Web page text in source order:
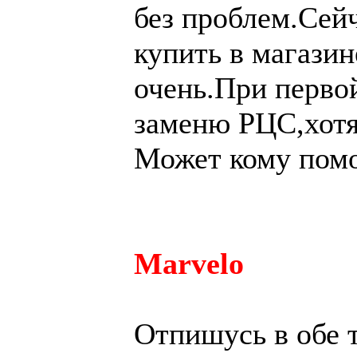
без
купить в
очень.При
заменю
Может кому
Marvelo
Отпишусь в обе